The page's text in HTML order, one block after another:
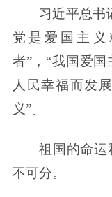
习近平总书
党是爱国主
者”，“我国爱国
人民幸福而发
义”。
祖国的命运
不可分。